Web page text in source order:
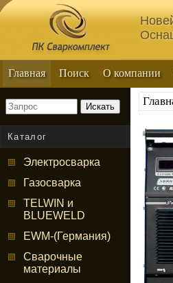
Главная Поиск О компании
Искать
Каталог
Электросварка
Газосварка
TELWIN и
BLUEWELD
EWM-(Германия)
Сварочные
материалы